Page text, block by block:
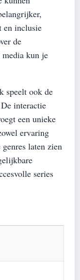
en inclusie
de
kun je
speelt ook de
interactie
een unieke
ervaring
laten zien
series